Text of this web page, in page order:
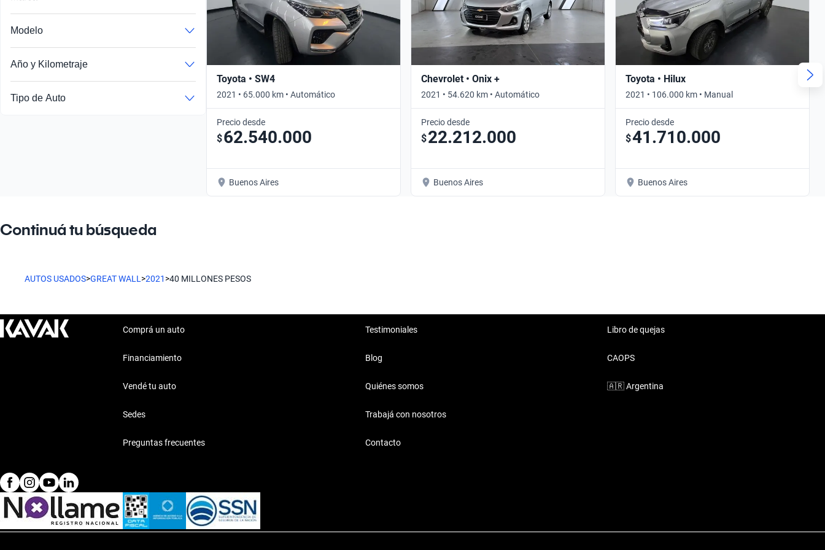
Modelo
Año y Kilometraje
Tipo de Auto
Toyota • SW4
2021 • 65.000 km • Automático
Precio desde
$62.540.000
Buenos Aires
Chevrolet • Onix +
2021 • 54.620 km • Automático
Precio desde
$22.212.000
Buenos Aires
Toyota • Hilux
2021 • 106.000 km • Manual
Precio desde
$41.710.000
Buenos Aires
Continuá tu búsqueda
AUTOS USADOS>GREAT WALL >2021 >40 MILLONES PESOS
Comprá un auto
Financiamiento
Vendé tu auto
Sedes
Preguntas frecuentes
Testimoniales
Blog
Quiénes somos
Trabajá con nosotros
Contacto
Libro de quejas
CAOPS
🇦🇷 Argentina